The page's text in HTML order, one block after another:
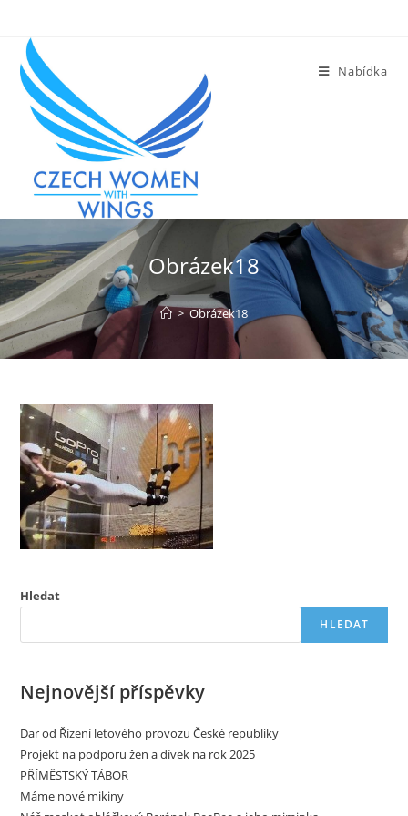
obsahu
Nabídka
Obrázek18
> Obrázek18
Hledat
HLEDAT
Nejnovější příspěvky
Dar od Řízení letového provozu České republiky
Projekt na podporu žen a dívek na rok 2025
PŘÍMĚSTSKÝ TÁBOR
Máme nové mikiny